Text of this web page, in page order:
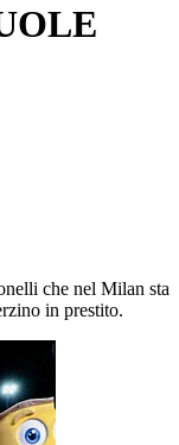
che nel Milan sta
in prestito.